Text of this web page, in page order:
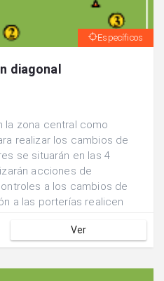
Específicos
diagonal
la zona central como
realizar los cambios de
se situarán en las 4
acciones de
a los cambios de
a las porterías realicen
un pase largo hacia la otra
Ver